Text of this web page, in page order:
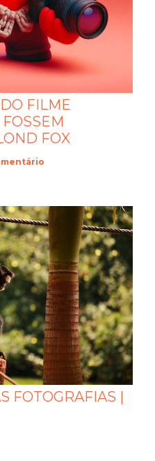
FILME
FOX
FOTOGRAFIAS |